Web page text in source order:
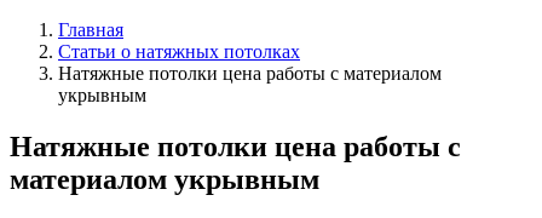
Главная
Статьи о натяжных потолках
Натяжные потолки цена работы с материалом
укрывным
Натяжные потолки цена работы с
материалом укрывным